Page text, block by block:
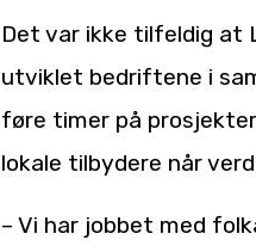
Det var ikke tilfeldig at
utviklet bedriftene i
føre timer på
lokale tilbydere når
– Vi har jobbet med